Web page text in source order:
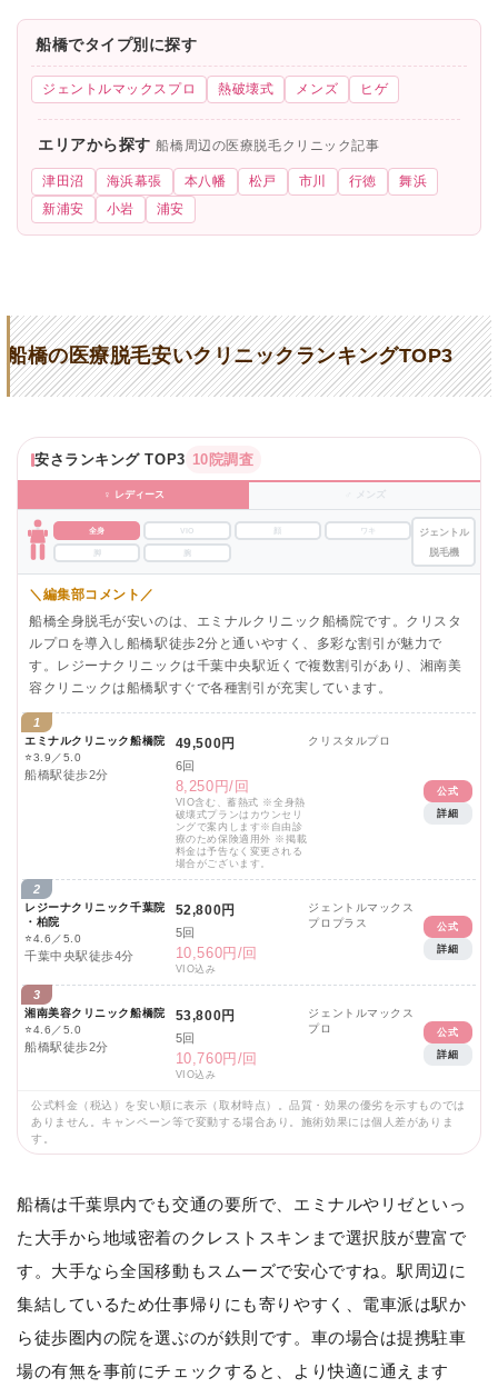
船橋でタイプ別に探す
ジェントルマックスプロ 熱破壊式 メンズ ヒゲ
エリアから探す船橋周辺の医療脱毛クリニック記事
津田沼 海浜幕張 本八幡 松戸 市川 行徳
舞浜
新浦安
小岩 浦安
船橋の医療脱毛安いクリニックランキングTOP3
安さランキング TOP3 10院調査
♀ レディース ♂ メンズ
全身 VIO ワキ
脚
ジェントル
脱毛機
＼編集部コメント／
船橋全身脱毛が安いのは、エミナルクリニック船橋院です。クリスタ
ルプロを導入し船橋駅徒歩2分と通いやすく、多彩な割引が魅力で
す。レジーナクリニックは千葉中央駅近くで複数割引があり、湘南美
容クリニックは船橋駅すぐで各種割引が充実しています。
1
エミナルクリニック船橋院
⭐3.9／5.0
船橋駅徒歩2分
49,500円
6回
8,250円/回
VIO含む、蓄熱式 ※全身熱
破壊式プランはカウンセリ
ングで案内します※自由診
療のため保険適用外 ※掲載
料金は予告なく変更される
場合がございます。
クリスタルプロ
公式
詳細
2
レジーナクリニック千葉院
・柏院
⭐4.6／5.0
千葉中央駅徒歩4分
52,800円
5回
10,560円/回
VIO込み
ジェントルマックス
プロプラス
公式
詳細
3
湘南美容クリニック船橋院
⭐4.6／5.0
船橋駅徒歩2分
53,800円
5回
10,760円/回
VIO込み
ジェントルマックス
プロ
公式
詳細
公式料金（税込）を安い順に表示（取材時点）。品質・効果の優劣を示すものでは
ありません。キャンペーン等で変動する場合あり。施術効果には個人差がありま
す。
船橋は千葉県内でも交通の要所で、エミナルやリゼといっ
た大手から地域密着のクレストスキンまで選択肢が豊富で
す。大手なら全国移動もスムーズで安心ですね。駅周辺に
集結しているため仕事帰りにも寄りやすく、電車派は駅か
ら徒歩圏内の院を選ぶのが鉄則です。車の場合は提携駐車
場の有無を事前にチェックすると、より快適に通えます